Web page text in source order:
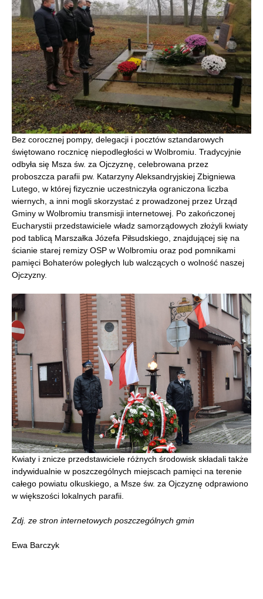
Bez corocznej pompy, delegacji i pocztów sztandarowych
świętowano rocznicę niepodległości w Wolbromiu. Tradycyjnie
odbyła się Msza św. za Ojczyznę, celebrowana przez
proboszcza parafii pw. Katarzyny Aleksandryjskiej Zbigniewa
Lutego, w której fizycznie uczestniczyła ograniczona liczba
wiernych, a inni mogli skorzystać z prowadzonej przez Urząd
Gminy w Wolbromiu transmisji internetowej. Po zakończonej
Eucharystii przedstawiciele władz samorządowych złożyli kwiaty
pod tablicą Marszałka Józefa Piłsudskiego, znajdującej się na
ścianie starej remizy OSP w Wolbromiu oraz pod pomnikami
pamięci Bohaterów poległych lub walczących o wolność naszej
Ojczyzny.
Kwiaty i znicze przedstawiciele różnych środowisk składali także
indywidualnie w poszczególnych miejscach pamięci na terenie
całego powiatu olkuskiego, a Msze św. za Ojczyznę odprawiono
w większości lokalnych parafii.
Zdj. ze stron internetowych poszczególnych gmin
Ewa Barczyk